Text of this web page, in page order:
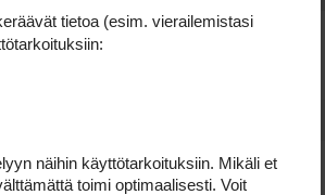
TsemppiTourin dokumentteihin on
tietoa (esim. vierailemis­tasi
näihin käyttötarkoituksiin. Mikäli et
toimi optimaalisesti. Voit